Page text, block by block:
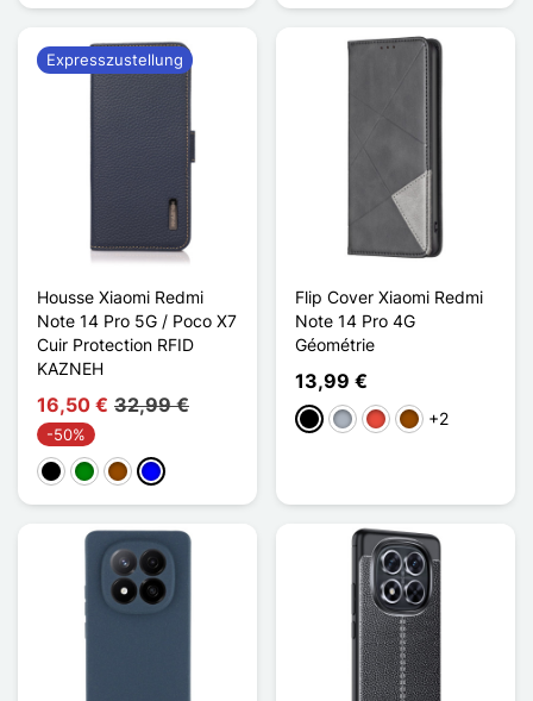
Housse Xiaomi Redmi
Note 14 Pro 5G / Poco X7
Cuir Protection RFID
KAZNEH
16,50 € 32,99 €
-50%
Schwarz
GrünBraunBlau
Expresszustellung
Flip Cover Xiaomi Redmi
Note 14 Pro 4G
Géométrie
13,99 €
Schwarz
GrauRot Braun
+2